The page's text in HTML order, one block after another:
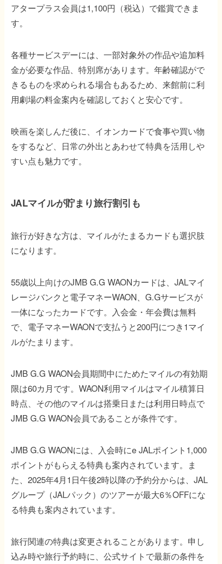
アタープラス会員は1,100円（税込）で鑑賞できま
す。
各種サービスデーには、一部対象外の作品や追加料
金が必要な作品、特別席があります。年齢確認がで
きるものを求められる場合もあるため、来館前に利
用劇場の料金案内を確認しておくと安心です。
映画を楽しんだ後に、イオンカードで食事や買い物
をするなど、日常の外出とあわせて特典を活用しや
すい点も魅力です。
JALマイルが貯まり旅行割引も
旅行が好きな方は、マイルがたまるカードも選択肢
になります。
55歳以上向けのJMB G.G WAONカードは、JALマイ
レージバンクと電子マネーWAON、G.Gサービスが
一体になったカードです。入会金・年会費は無料
で、電子マネーWAONで支払うと200円につき1マイ
ルがたまります。
JMB G.G WAON会員期間中にためたマイルの有効期
限は60カ月です。WAON利用マイルはマイル積算日
時点、その他のマイルは搭乗日または利用日時点で
JMB G.G WAON会員であることが条件です。
JMB G.G WAONには、入会時にe JALポイント1,000
ポイントがもらえる特典も案内されています。ま
た、2025年4月1日午後2時以降の予約分からは、JAL
グループ（JALパック）のツアーが最大6％OFFにな
る特典も案内されています。
旅行関連の特典は変更されることがあります。申し
込み時や旅行予約時に、公式サイトで最新の条件を